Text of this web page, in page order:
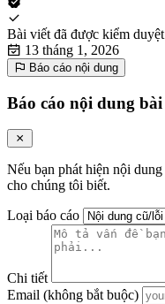
Bài viết đã được kiểm
13 tháng 1, 2026
Báo cáo nội dung
Báo cáo nội dung
Nếu bạn phát hiện nội
cho chúng tôi biết.
Loại báo cáo
Chi tiết
Email (không bắt buộc)